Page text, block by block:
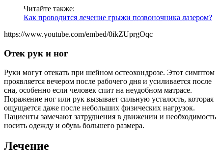
Читайте также:
Как проводится лечение грыжи позвоночника лазером?
https://www.youtube.com/embed/0ikZUprgOqc
Отек рук и ног
Руки могут отекать при шейном остеохондрозе. Этот симптом
проявляется вечером после рабочего дня и усиливается после
сна, особенно если человек спит на неудобном матрасе.
Поражение ног или рук вызывает сильную усталость, которая
ощущается даже после небольших физических нагрузок.
Пациенты замечают затруднения в движении и необходимость
носить одежду и обувь большего размера.
Лечение